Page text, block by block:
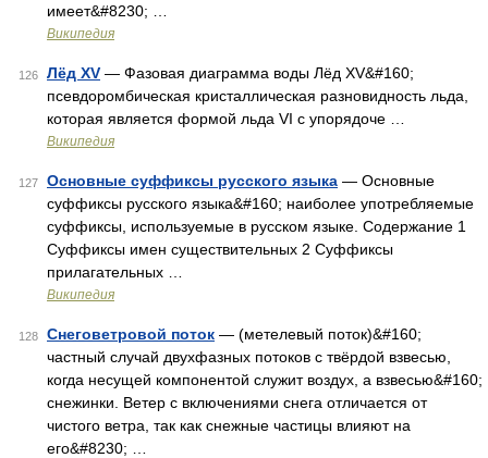
имеет&#8230; …
Википедия
126 Лёд XV — Фазовая диаграмма воды Лёд XV&#160;
псевдоромбическая кристаллическая разновидность льда,
которая является формой льда VI с упорядоче …
Википедия
127 Основные суффиксы русского языка — Основные
суффиксы русского языка&#160; наиболее употребляемые
суффиксы, используемые в русском языке. Содержание 1
Суффиксы имен существительных 2 Суффиксы
прилагательных …
Википедия
128 Снеговетровой поток — (метелевый поток)&#160;
частный случай двухфазных потоков с твёрдой взвесью,
когда несущей компонентой служит воздух, а взвесью&#160;
снежинки. Ветер с включениями снега отличается от
чистого ветра, так как снежные частицы влияют на
его&#8230; …